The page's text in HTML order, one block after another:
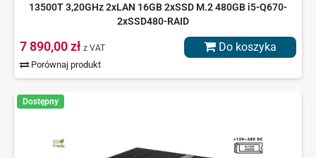
13500T 3,20GHz 2xLAN 16GB 2xSSD M.2 480GB i5-Q670-
2xSSD480-RAID
7 890,00 zł z VAT
Porównaj produkt
Do koszyka
Dostępny